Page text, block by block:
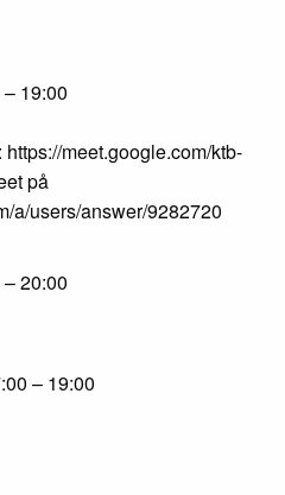
19:00
meet.google.com/ktb-
på
a/users/answer/9282720
20:00
– 19:00